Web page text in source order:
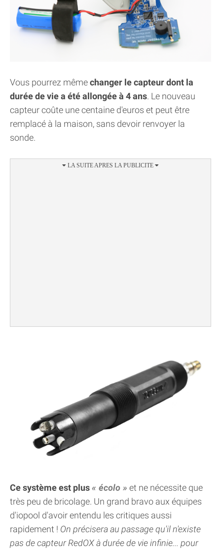
Vous pourrez mêmechanger le capteur dont la
durée de vie a été allongée à 4 ans. Le nouveau
capteur coûte une centaine d'euros et peut être
remplacé à la maison, sans devoir renvoyer la
sonde.
Ce système est plus écolo
et ne nécessite que
très peu de bricolage. Un grand bravo aux équipes
d'iopool d'avoir entendu les critiques aussi
rapidement ! On précisera au passage qu'il n'existe
pas de capteur RedOX à durée de vie infinie... pour